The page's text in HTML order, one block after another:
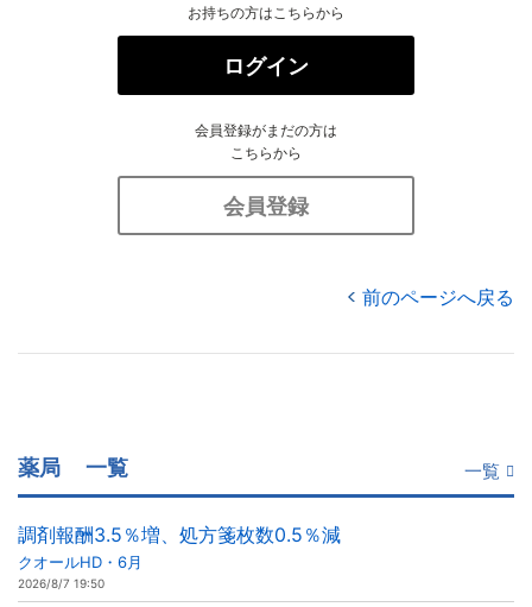
お持ちの方はこちらから
ログイン
会員登録がまだの方は
こちらから
会員登録
前のページへ戻る
薬局 一覧 一覧
調剤報酬3.5％増、処方箋枚数0.5％減
クオールHD・6月
2026/8/7 19:50